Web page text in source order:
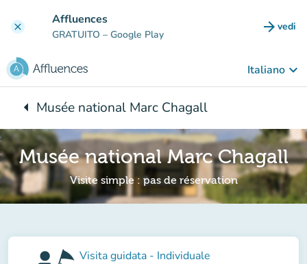
clear Affluences
GRATUITO – Google Play arrow_forward vedi
Italiano keyboard_arrow_down
arrow_leftTorna a:
Musée national Marc Chagall
Musée national Marc Chagall
Visite simple : pas de réservation
Visita guidata - Individuale